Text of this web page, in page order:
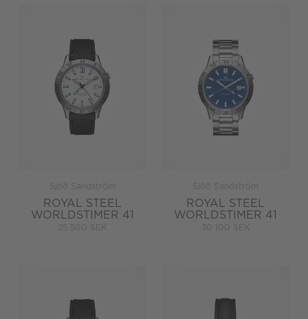
Sjöö Sandström
ROYAL STEEL
WORLDSTIMER 41
25 500 SEK
Sjöö Sandström
ROYAL STEEL
WORLDSTIMER 41
30 100 SEK